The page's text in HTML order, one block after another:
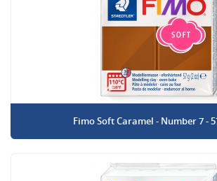
Fimo Soft Caramel - Number 7 -